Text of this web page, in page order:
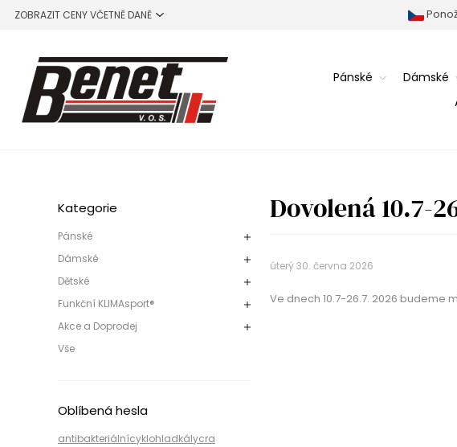
Pánské Dámské
Kategorie
Pánské
Dámské
Dětské
Funkční KLIMAsport®
Akce a Doprodej
Vše
Oblíbená hesla
antibakteriálnícyklohladkálycra
Dovolená 10.7-
úterý 30. června 2026
Ve dnech 10.7-26.7. 2026